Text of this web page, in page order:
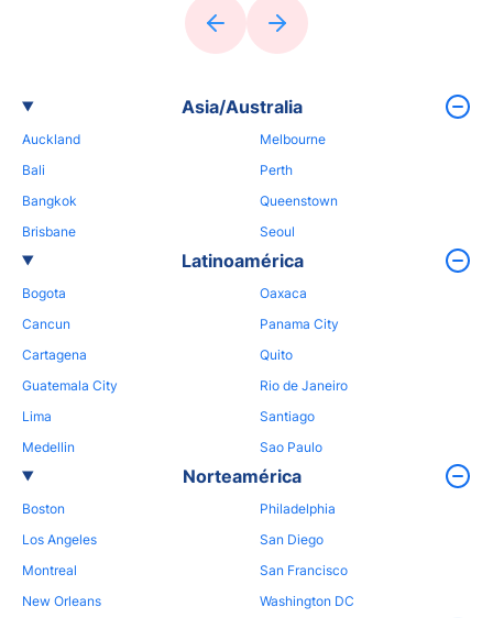
Asia/Australia
Auckland
Bali
Bangkok
Brisbane
Melbourne
Perth
Queenstown
Seoul
Latinoamérica
Bogota
Cancun
Cartagena
Guatemala City
Lima
Medellin
Oaxaca
Panama City
Quito
Rio de Janeiro
Santiago
Sao Paulo
Norteamérica
Boston
Los Angeles
Montreal
New Orleans
Philadelphia
San Diego
San Francisco
Washington DC